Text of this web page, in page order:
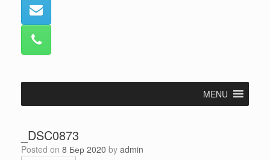
MENU
_DSC0873
Posted on 8 Бер 2020 by admin